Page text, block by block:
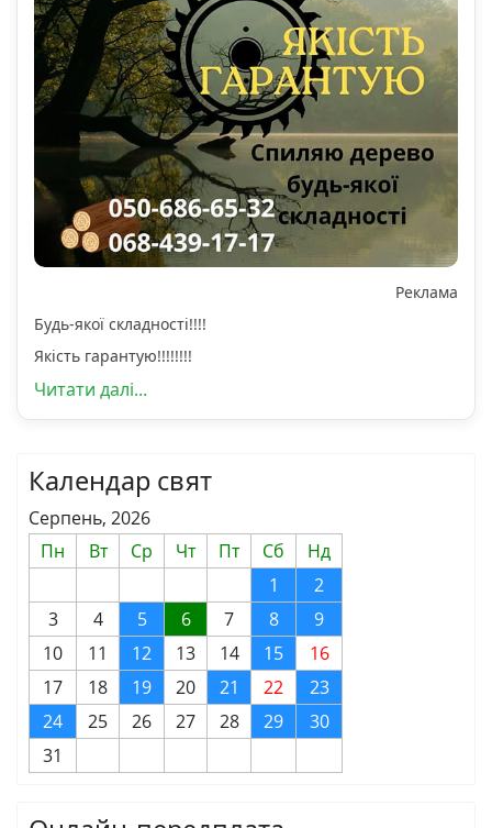
Реклама
Будь-якої складності!!!!
Якість гарантую!!!!!!!!
Читати далі...
Календар свят
Серпень, 2026
Пн
Вт Ср Чт Пт Сб
Нд
1
2
3
4 5 6 7 8
9
10
11 12 13 14 15
16
17
18 19 20 21 22
23
24
25 26 27 28 29
30
31